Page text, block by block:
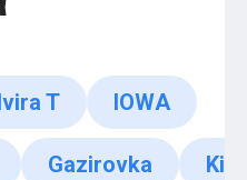
T IOWA
Gazirovka